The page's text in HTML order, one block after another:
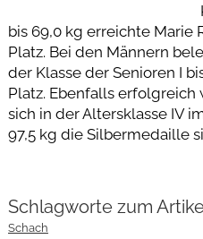
bis 69,0 kg erreichte Marie
Platz. Bei den Männern
der Klasse der Senioren I
Platz. Ebenfalls erfolgreich
sich in der Altersklasse IV
97,5 kg die Silbermedaille
Schlagworte zum
Schach